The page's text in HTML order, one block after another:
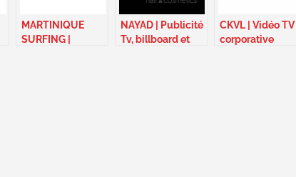
MARTINIQUE
SURFING |
NAYAD | Publicité
Tv, billboard et
CKVL | Vidéo TV
corporative